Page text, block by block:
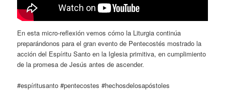
En esta micro-reflexión vemos cómo la Liturgia continúa
preparándonos para el gran evento de Pentecostés mostrado la
acción del Espíritu Santo en la Iglesia primitiva, en cumplimiento
de la promesa de Jesús antes de ascender.
#espíritusanto #pentecostes #hechosdelosapóstoles